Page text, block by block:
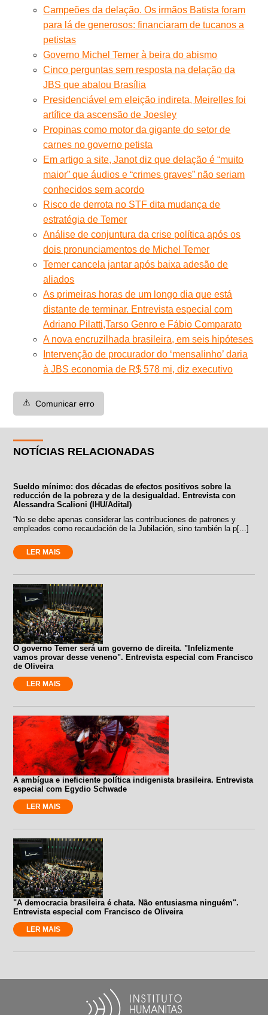
Campeões da delação. Os irmãos Batista foram
para lá de generosos: financiaram de tucanos a
petistas
Governo Michel Temer à beira do abismo
Cinco perguntas sem resposta na delação da
JBS que abalou Brasília
Presidenciável em eleição indireta, Meirelles foi
artífice da ascensão de Joesley
Propinas como motor da gigante do setor de
carnes no governo petista
Em artigo a site, Janot diz que delação é “muito
maior” que áudios e “crimes graves” não seriam
conhecidos sem acordo
Risco de derrota no STF dita mudança de
estratégia de Temer
Análise de conjuntura da crise política após os
dois pronunciamentos de Michel Temer
Temer cancela jantar após baixa adesão de
aliados
As primeiras horas de um longo dia que está
distante de terminar. Entrevista especial com
Adriano Pilatti,Tarso Genro e Fábio Comparato
A nova encruzilhada brasileira, em seis hipóteses
Intervenção de procurador do ‘mensalinho’ daria
à JBS economia de R$ 578 mi, diz executivo
⚠️ Comunicar erro
NOTÍCIAS RELACIONADAS
Sueldo mínimo: dos décadas de efectos positivos sobre la
reducción de la pobreza y de la desigualdad. Entrevista con
Alessandra Scalioni (IHU/Adital)
“No se debe apenas considerar las contribuciones de patrones y
empleados como recaudación de la Jubilación, sino también la p[...]
LER MAIS
O governo Temer será um governo de direita. "Infelizmente
vamos provar desse veneno". Entrevista especial com Francisco
de Oliveira
LER MAIS
A ambígua e ineficiente política indigenista brasileira. Entrevista
especial com Egydio Schwade
LER MAIS
"A democracia brasileira é chata. Não entusiasma ninguém".
Entrevista especial com Francisco de Oliveira
LER MAIS